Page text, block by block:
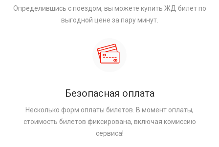
Определившись с поездом, вы можете купить ЖД билет по
выгодной цене за пару минут.
Безопасная оплата
Несколько форм оплаты билетов. В момент оплаты,
стоимость билетов фиксирована, включая комиссию
сервиса!